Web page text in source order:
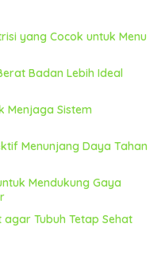
nutrisi untuk
mengandalkan
pilihan Anda dengan
biji-bijian, protein
dalam menu harian
yang Anda
yang Anda peroleh.
gula, garam, dan
diabetes, dan kanker.
yang Cocok untuk Menu
Badan Lebih Ideal
Menjaga Sistem
Menunjang Daya Tahan
Mendukung Gaya
Tubuh Tetap Sehat